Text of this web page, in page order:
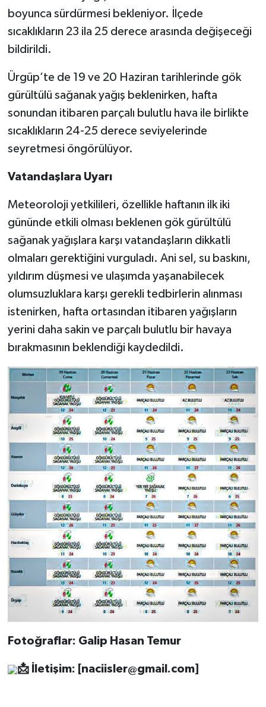
boyunca sürdürmesi bekleniyor. İlçede
sıcaklıkların 23 ila 25 derece arasında değişeceği
bildirildi.
Ürgüp’te de 19 ve 20 Haziran tarihlerinde gök
gürültülü sağanak yağış beklenirken, hafta
sonundan itibaren parçalı bulutlu hava ile birlikte
sıcaklıkların 24-25 derece seviyelerinde
seyretmesi öngörülüyor.
Vatandaşlara Uyarı
Meteoroloji yetkilileri, özellikle haftanın ilk iki
gününde etkili olması beklenen gök gürültülü
sağanak yağışlara karşı vatandaşların dikkatli
olmaları gerektiğini vurguladı. Ani sel, su baskını,
yıldırım düşmesi ve ulaşımda yaşanabilecek
olumsuzluklara karşı gerekli tedbirlerin alınması
istenirken, hafta ortasından itibaren yağışların
yerini daha sakin ve parçalı bulutlu bir havaya
bırakmasının beklendiği kaydedildi.
Fotoğraflar: Galip Hasan Temur
📩İletişim: [naciisler@gmail.com]